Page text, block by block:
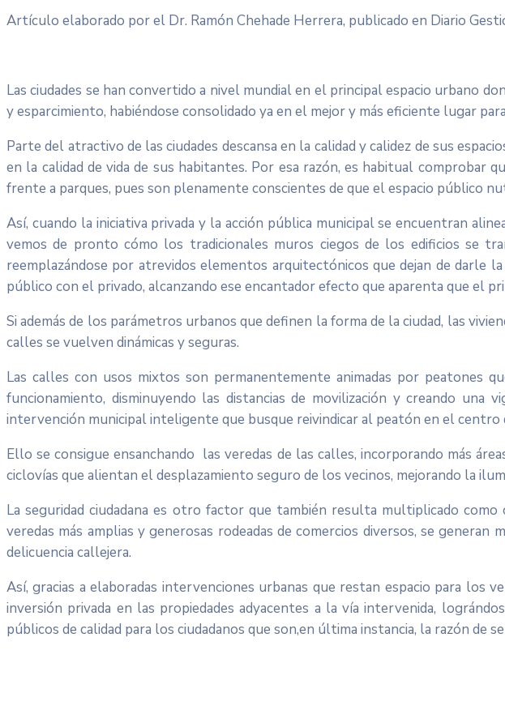
Artículo elaborado por el Dr. Ramón Chehade Herrera, publicado en Diario
Las ciudades se han convertido a nivel mundial en el principal espacio urbano
y esparcimiento, habiéndose consolidado ya en el mejor y más eficiente lugar
Parte del atractivo de las ciudades descansa en la calidad y calidez de sus
en la calidad de vida de sus habitantes. Por esa razón, es habitual
frente a parques, pues son plenamente conscientes de que el espacio público
Así, cuando la iniciativa privada y la acción pública municipal se encuentran
vemos de pronto cómo los tradicionales muros ciegos de los edificios se
reemplazándose por atrevidos elementos arquitectónicos que dejan de darle
público con el privado, alcanzando ese encantador efecto que aparenta que el
Si además de los parámetros urbanos que definen la forma de la ciudad, las
calles se vuelven dinámicas y seguras.
Las calles con usos mixtos son permanentemente animadas por peatones
funcionamiento, disminuyendo las distancias de movilización y creando una
intervención municipal inteligente que busque reivindicar al peatón en el centro
Ello se consigue ensanchando las veredas de las calles, incorporando más
ciclovías que alientan el desplazamiento seguro de los vecinos, mejorando la
La seguridad ciudadana es otro factor que también resulta multiplicado
veredas más amplias y generosas rodeadas de comercios diversos, se
delicuencia callejera.
Así, gracias a elaboradas intervenciones urbanas que restan espacio para los
inversión privada en las propiedades adyacentes a la vía intervenida,
públicos de calidad para los ciudadanos que son,en última instancia, la razón de